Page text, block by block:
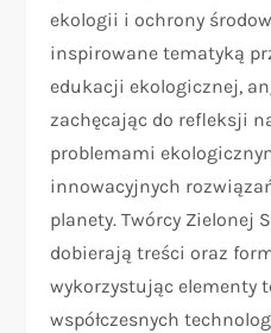
ekologii i ochrony
inspirowane tematyką
edukacji ekologicznej,
zachęcając do refleksji
problemami
innowacyjnych
planety. Twórcy Zielonej
dobierają treści oraz
wykorzystując elementy
współczesnych